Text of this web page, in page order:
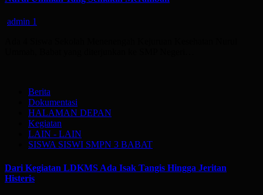
admin 1
Berita
Dokumentasi
HALAMAN DEPAN
Kegiatan
LAIN - LAIN
SISWA SISWI SMPN 3 BABAT
Dari Kegiatan LDKMS Ada Isak Tangis Hingga Jeritan
Histeris